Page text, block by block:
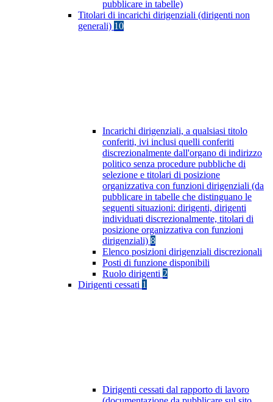
pubblicare in tabelle)
Titolari di incarichi dirigenziali (dirigenti non
generali) 10
Incarichi dirigenziali, a qualsiasi titolo
conferiti, ivi inclusi quelli conferiti
discrezionalmente dall'organo di indirizzo
politico senza procedure pubbliche di
selezione e titolari di posizione
organizzativa con funzioni dirigenziali (da
pubblicare in tabelle che distinguano le
seguenti situazioni: dirigenti, dirigenti
individuati discrezionalmente, titolari di
posizione organizzativa con funzioni
dirigenziali) 8
Elenco posizioni dirigenziali discrezionali
Posti di funzione disponibili
Ruolo dirigenti 2
Dirigenti cessati 1
Dirigenti cessati dal rapporto di lavoro